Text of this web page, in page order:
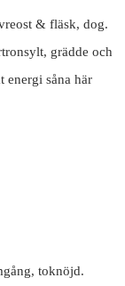
& fläsk, dog.
grädde och
energi såna här
toknöjd.